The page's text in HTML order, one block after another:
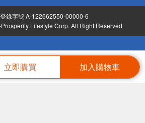
立即購買 加入購物車
錄字號 A-122662550-00000-6
Lifestyle Corp. All Right Reserved